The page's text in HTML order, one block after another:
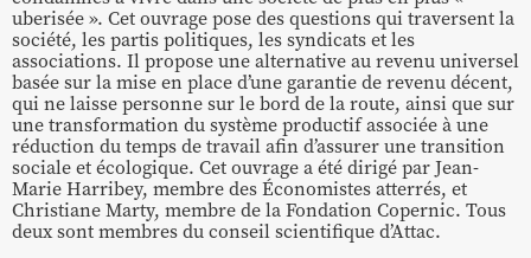
uberisée ». Cet ouvrage pose des questions qui traversent la
société, les partis politiques, les syndicats et les
associations. Il propose une alternative au revenu universel
basée sur la mise en place d’une garantie de revenu décent,
qui ne laisse personne sur le bord de la route, ainsi que sur
une transformation du système productif associée à une
réduction du temps de travail afin d’assurer une transition
sociale et écologique. Cet ouvrage a été dirigé par Jean-
Marie Harribey, membre des Économistes atterrés, et
Christiane Marty, membre de la Fondation Copernic. Tous
deux sont membres du conseil scientifique d’Attac.